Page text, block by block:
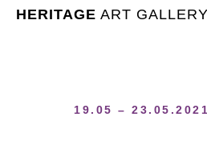
HERITAGE ART GALLERY
19.05 – 23.05.2021